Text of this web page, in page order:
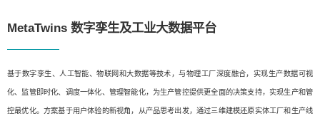
MetaTwins 数字孪生及工业大数据平台
基于数字孪生、人工智能、物联网和大数据等技术，与物理工厂深度融合，实现生产数据可视
化、监管即时化、调度一体化、管理智能化，为生产管控提供更全面的决策支持，实现生产和管
控最优化。方案基于用户体验的新视角，从产品思考出发，通过三维建模还原实体工厂和生产线